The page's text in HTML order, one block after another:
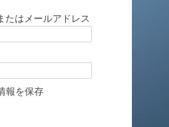
たはメールアドレス
報を保存